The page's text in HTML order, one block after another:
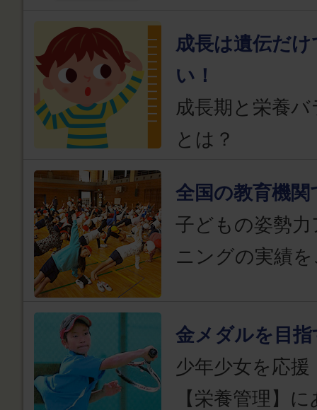
成長は遺伝だ
い！
成長期と栄養
とは？
全国の教育機関
子どもの姿勢
ニングの実績
金メダルを目指
少年少女を応
【栄養管理】